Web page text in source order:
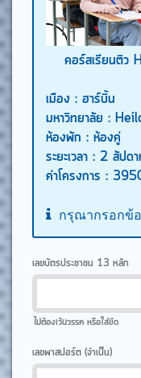
คอร์สเรียนติว
เมือง : ฮาร์บิ้น
มหาวิทยาลัย :
ห้องพัก : ห้องคู่
ระยะเวลา : 2 สัปด
ค่าโครงการ :
กรุณากรอกข้
เลขบัตรประชาชน 13 หลัก
ไม่ต้องเว้นวรรค หรือใส่ขีด
เลขพาสปอร์ต (จำเป็น)